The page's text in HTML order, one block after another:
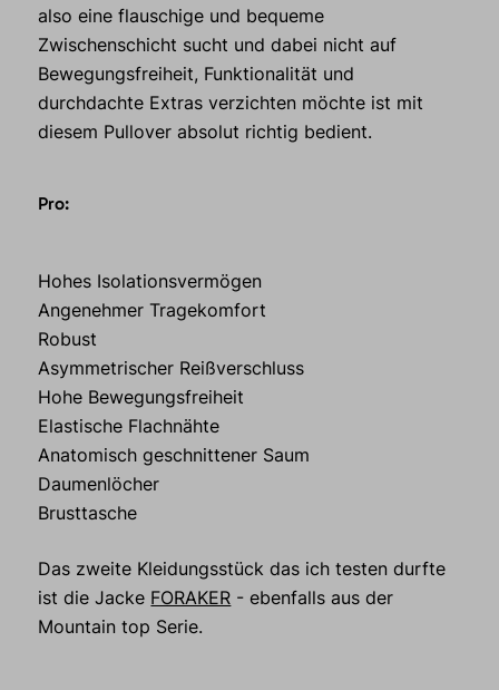
also eine flauschige und bequeme
Zwischenschicht sucht und dabei nicht auf
Bewegungsfreiheit, Funktionalität und
durchdachte Extras verzichten möchte ist mit
diesem Pullover absolut richtig bedient.
Pro:
Hohes Isolationsvermögen
Angenehmer Tragekomfort
Robust
Asymmetrischer Reißverschluss
Hohe Bewegungsfreiheit
Elastische Flachnähte
Anatomisch geschnittener Saum
Daumenlöcher
Brusttasche
Das zweite Kleidungsstück das ich testen durfte
ist die Jacke FORAKER - ebenfalls aus der
Mountain top Serie.